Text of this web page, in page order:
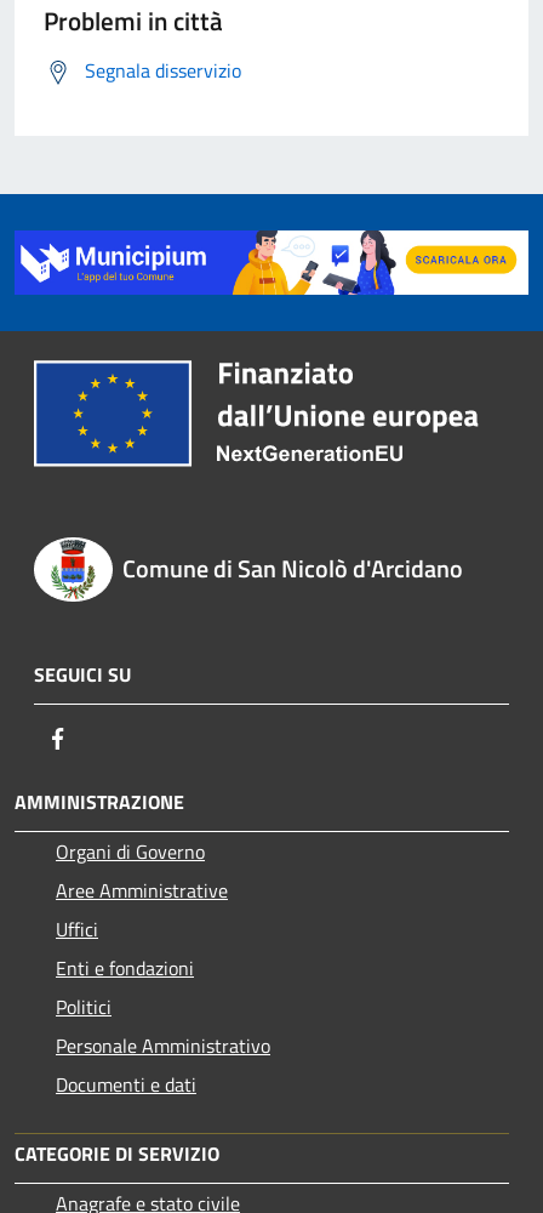
Problemi in città
Segnala disservizio
Comune di San Nicolò d'Arcidano
SEGUICI SU
AMMINISTRAZIONE
Organi di Governo
Aree Amministrative
Uffici
Enti e fondazioni
Politici
Personale Amministrativo
Documenti e dati
CATEGORIE DI SERVIZIO
Anagrafe e stato civile